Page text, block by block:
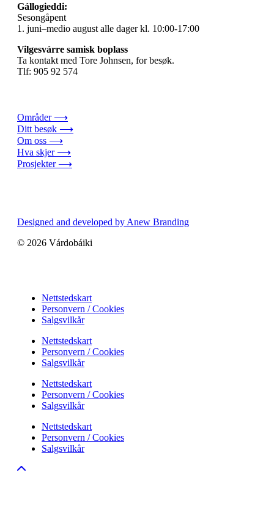
Gállogieddi:
Sesongåpent
1. juni–medio august alle dager kl. 10:00-17:00
Vilgesvárre samisk boplass
Ta kontakt med Tore Johnsen, for besøk.
Tlf: 905 92 574
Områder ⟶
Ditt besøk ⟶
Om oss ⟶
Hva skjer ⟶
Prosjekter ⟶
Designed and developed by Anew Branding
© 2026 Várdobáiki
Nettstedskart
Personvern / Cookies
Salgsvilkår
Nettstedskart
Personvern / Cookies
Salgsvilkår
Nettstedskart
Personvern / Cookies
Salgsvilkår
Nettstedskart
Personvern / Cookies
Salgsvilkår